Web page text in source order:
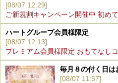
[08/07 12:29]
ご新規割キャンペーン開催中 初め
ハートグループ会員様限定
[08/07 12:13]
プレミアム会員様限定 おもてなし
毎月８の付く日は
[08/07 11:57]